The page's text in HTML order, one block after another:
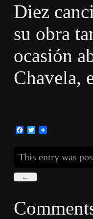
Diez
su obra
ocasión
Chavela,
Facebook
Twitter
This entry was
←